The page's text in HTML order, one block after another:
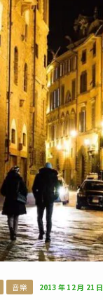
音樂 2013 年 12 月 21 日